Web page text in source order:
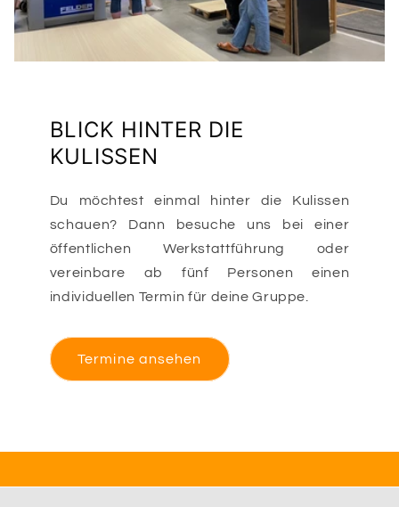
BLICK HINTER DIE
KULISSEN
Du möchtest einmal hinter die Kulissen
schauen? Dann besuche uns bei einer
öffentlichen Werkstattführung oder
vereinbare ab fünf Personen einen
individuellen Termin für deine Gruppe.
Termine ansehen